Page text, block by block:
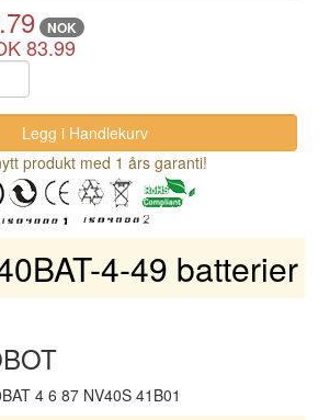
NOK
83.99
produkt med 1 års garanti!
4-49 batterier
4 6 87 NV40S 41B01